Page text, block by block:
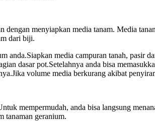
dengan menyiapkan media tanam. Media
dari biji.
anda.Siapkan media campuran tanah, pasir
dasar pot.Setelahnya anda bisa
volume media berkurang akibat
mempermudah, anda bisa langsung
tanaman geranium.